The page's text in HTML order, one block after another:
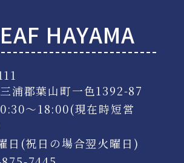
イニングテーブルセット
チェスト
ット チェスト
HAYAMA
浦郡葉山町一色1392-87
～18:00(現在時短営
日(祝日の場合翌火曜日)